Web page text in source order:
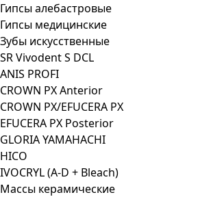
Гипсы алебастровые
Гипсы медицинские
Зубы искусственные
SR Vivodent S DCL
ANIS PROFI
CROWN PX Anterior
CROWN PX/EFUCERA PX
EFUCERA PX Posterior
GLORIA YAMAHACHI
HICO
IVOCRYL (A-D + Bleach)
Массы керамические